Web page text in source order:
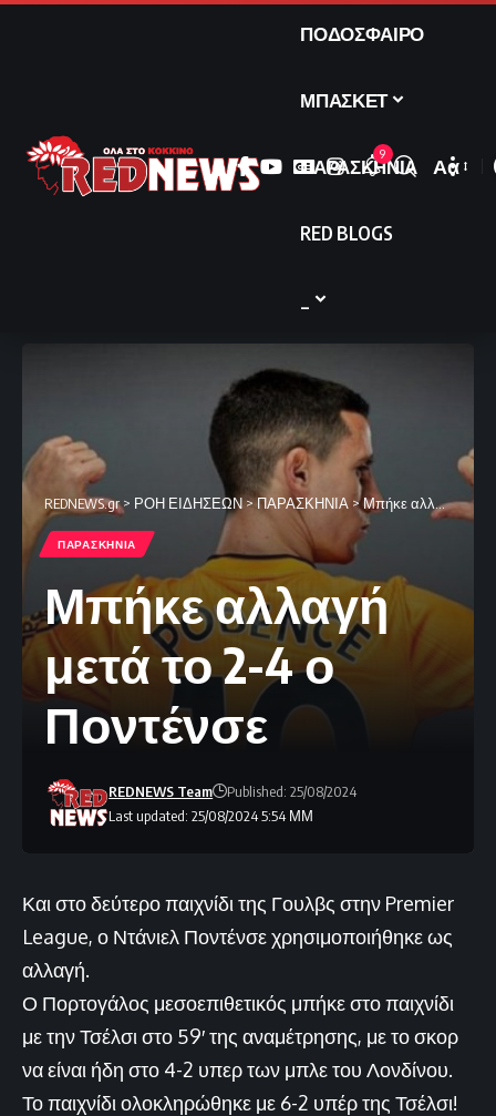
ΠΟΔΟΣΦΑΙΡΟ
ΜΠΑΣΚΕΤ
ΠΑΡΑΣΚΗΝΙΑ
RED BLOGS
9
Font
Αα
REDNEWS.gr> ΡΟΗ ΕΙΔΗΣΕΩΝ>ΠΑΡΑΣΚΗΝΙΑ >Μπήκε αλλαγή μετά το 2-4 ο Ποντένσε
ΠΑΡΑΣΚΗΝΙΑ
Μπήκε αλλαγή
μετά το 2-4 ο
Ποντένσε
Last updated: 25/08/2024 5:54 ΜΜ
REDNEWS Team Published: 25/08/2024
Και στο δεύτερο παιχνίδι της Γουλβς στην Premier
League, ο Ντάνιελ Ποντένσε χρησιμοποιήθηκε ως
αλλαγή.
Ο Πορτογάλος μεσοεπιθετικός μπήκε στο παιχνίδι
με την Τσέλσι στο 59′ της αναμέτρησης, με το σκορ
να είναι ήδη στο 4-2 υπερ των μπλε του Λονδίνου.
Το παιχνίδι ολοκληρώθηκε με 6-2 υπέρ της Τσέλσι!